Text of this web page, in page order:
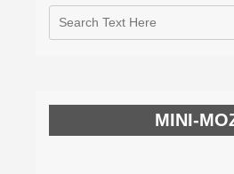
MINI-